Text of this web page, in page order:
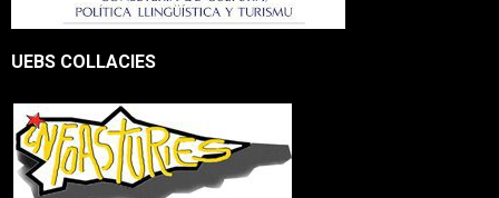
UEBS COLLACIES